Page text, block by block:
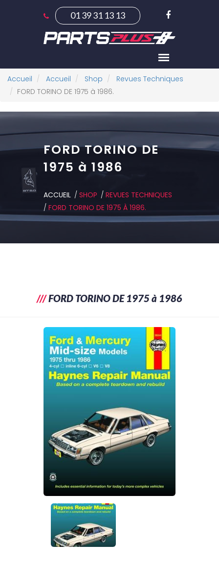
01 39 31 13 13
Vous
êtes
Accueil Accueil Shop
Revues Techniques
FORD TORINO DE 1975 à 1986.
FORD TORINO DE
1975 à 1986
ACCUEIL / SHOP / REVUES TECHNIQUES
/ FORD TORINO DE 1975 À 1986.
///FORD TORINO DE 1975 à 1986